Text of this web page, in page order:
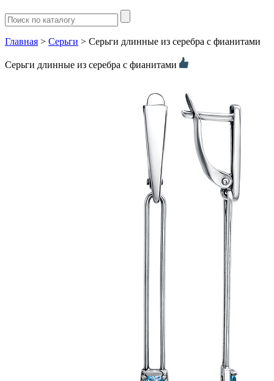
Главная > Серьги > Серьги длинные из серебра с фианитами
Серьги длинные из серебра с фианитами